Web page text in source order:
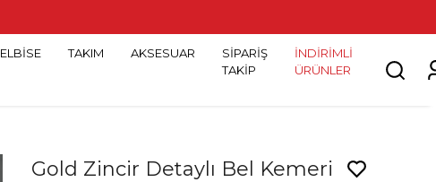
ELBİSE TAKIM AKSESUAR
SİPARİŞ
TAKİP
İNDİRİMLİ
ÜRÜNLER
Gold Zincir Detaylı Bel Kemeri